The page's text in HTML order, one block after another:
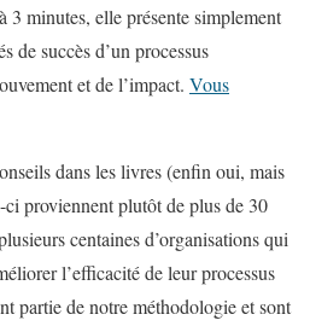
3 minutes, elle présente simplement
de succès d’un processus
et de l’impact. Vous
dans les livres (enfin oui, mais
proviennent plutôt de plus de 30
centaines d’organisations qui
l’efficacité de leur processus
partie de notre méthodologie et sont